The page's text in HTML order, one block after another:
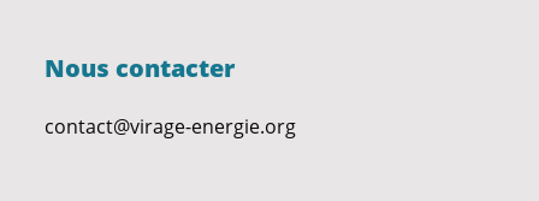
Nous contacter
contact@virage-energie.org